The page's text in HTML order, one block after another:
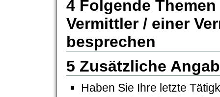
4 Folgende
Vermittler / einer
besprechen
5 Zusätzliche
Haben Sie Ihre letzte